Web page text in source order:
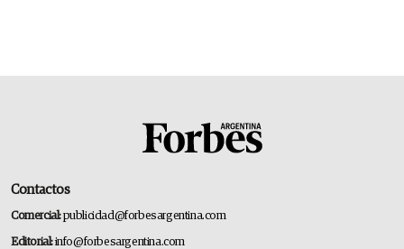
Contactos
Comercial:publicidad@forbesargentina.com
Editorial:info@forbesargentina.com